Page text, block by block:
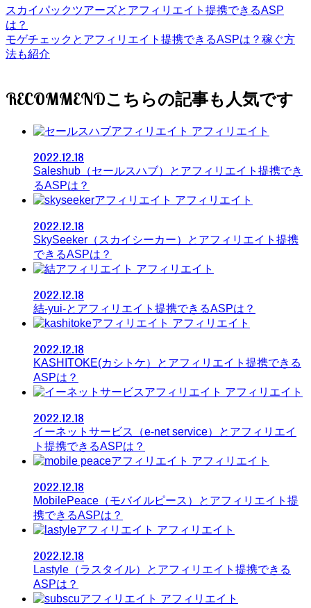
スカイパックツアーズとアフィリエイト提携できるASP
は？
モゲチェックとアフィリエイト提携できるASPは？稼ぐ方
法も紹介
RECOMMEND
アフィリエイト
2022.12.18
Saleshub（セールスハブ）とアフィリエイト提携でき
るASPは？
アフィリエイト
2022.12.18
SkySeeker（スカイシーカー）とアフィリエイト提携
できるASPは？
アフィリエイト
2022.12.18
結-yui-とアフィリエイト提携できるASPは？
アフィリエイト
2022.12.18
KASHITOKE(カシトケ）とアフィリエイト提携できる
ASPは？
アフィリエイト
2022.12.18
イーネットサービス（e-net service）とアフィリエイ
ト提携できるASPは？
アフィリエイト
2022.12.18
MobilePeace（モバイルピース）とアフィリエイト提
携できるASPは？
アフィリエイト
2022.12.18
Lastyle（ラスタイル）とアフィリエイト提携できる
ASPは？
アフィリエイト